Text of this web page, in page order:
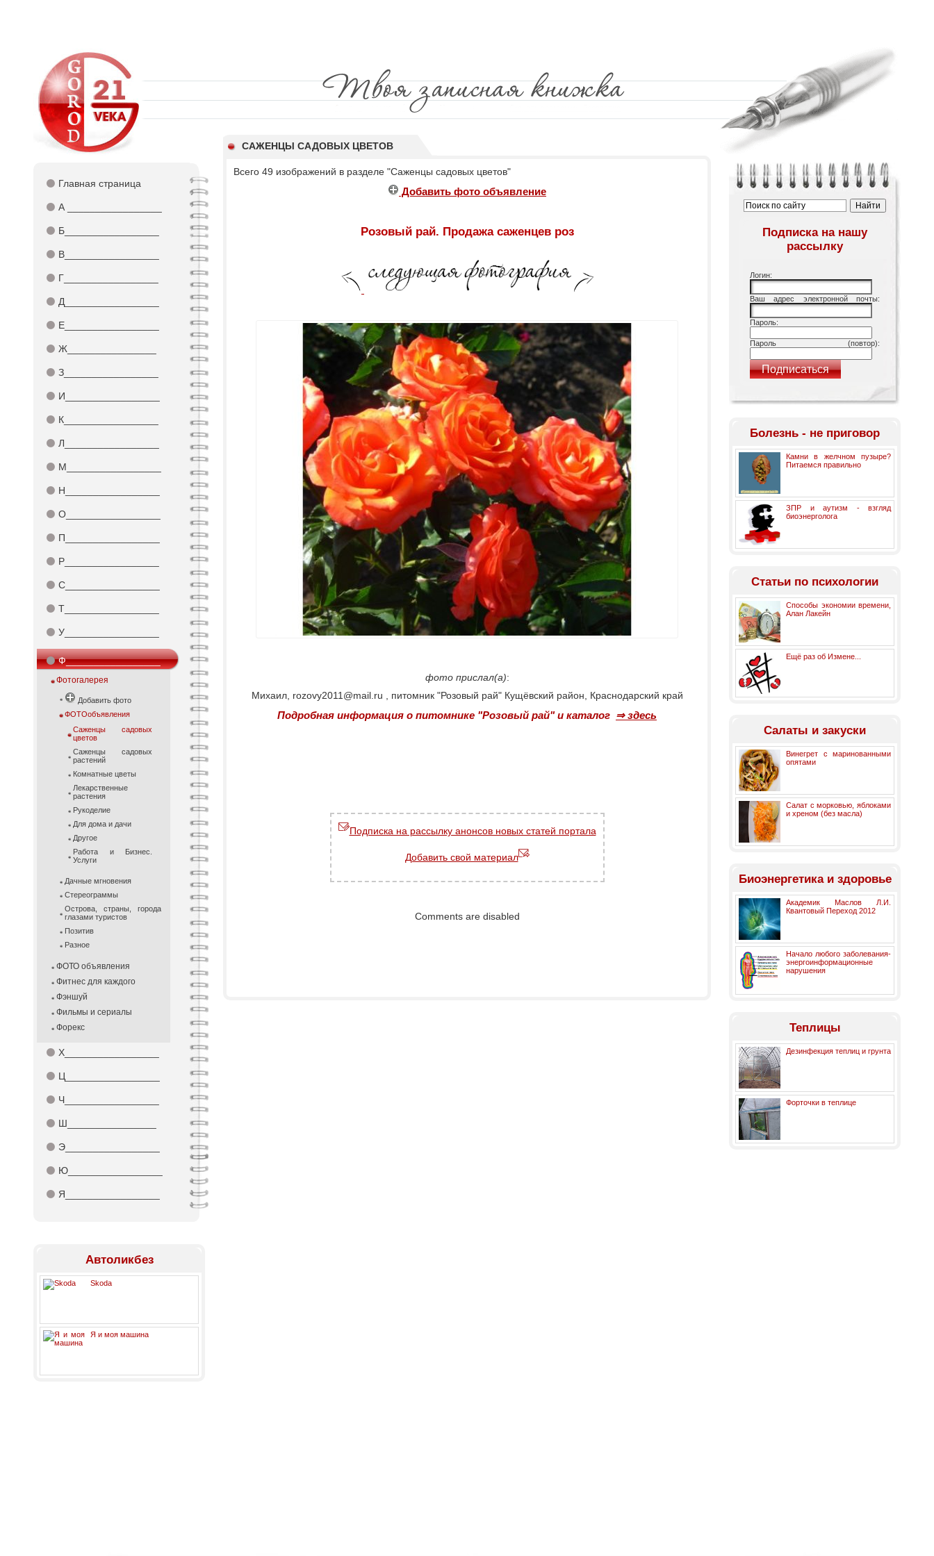
САЖЕНЦЫ САДОВЫХ ЦВЕТОВ
⚫ Главная страница
⚫ А _________________
⚫ Б_________________
⚫ В_________________
⚫ Г_________________
⚫ Д_________________
⚫ Е_________________
⚫ Ж________________
⚫ З_________________
⚫ И_________________
⚫ К_________________
⚫ Л_________________
⚫ М_________________
⚫ Н_________________
⚫ О_________________
⚫ П_________________
⚫ Р_________________
⚫ С_________________
⚫ Т_________________
⚫ У_________________
⚫Ф_________________
Фотогалерея
Добавить фото
ФОТОобъявления
Саженцы садовых
цветов
Саженцы садовых
растений
Комнатные цветы
Лекарственные
растения
Рукоделие
Для дома и дачи
Другое
Работа и Бизнес.
Услуги
Дачные мгновения
Стереограммы
Острова, страны, города
глазами туристов
Позитив
Разное
ФОТО объявления
Фитнес для каждого
Фэншуй
Фильмы и сериалы
Форекс
⚫ Х_________________
⚫ Ц_________________
⚫ Ч_________________
⚫ Ш________________
⚫ Э_________________
⚫ Ю_________________
⚫ Я_________________
Автоликбез
Skoda
Я и моя машина
Всего 49 изображений в разделе "Саженцы садовых цветов"
Добавить фото объявление
Розовый рай. Продажа саженцев роз
фото прислал(а):
Михаил, rozovy2011@mail.ru , питомник "Розовый рай" Кущёвский район, Краснодарский край
Подробная информация о питомнике "Розовый рай" и каталог ⇒ здесь
Подписка на рассылку анонсов новых статей портала
Добавить свой материал
Comments are disabled
Подписка на нашу
рассылку
Логин:
Ваш адрес электронной почты:
Пароль:
Пароль (повтор):
Болезнь - не приговор
Камни в желчном пузыре?
Питаемся правильно
ЗПР и аутизм - взгляд
биоэнерголога
Статьи по психологии
Способы экономии времени,
Алан Лакейн
Ещё раз об Измене...
Салаты и закуски
Винегрет с маринованными
опятами
Салат с морковью, яблоками
и хреном (без масла)
Биоэнергетика и здоровье
Академик Маслов Л.И.
Квантовый Переход 2012
Начало любого заболевания-
энергоинформационные
нарушения
Теплицы
Дезинфекция теплиц и грунта
Форточки в теплице